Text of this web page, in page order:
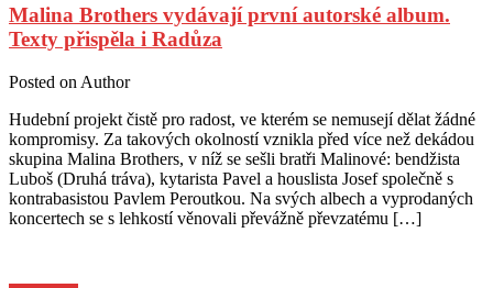
Malina Brothers vydávají první autorské album.
Texty přispěla i Radůza
Posted on Author
Hudební projekt čistě pro radost, ve kterém se nemusejí dělat žádné
kompromisy. Za takových okolností vznikla před více než dekádou
skupina Malina Brothers, v níž se sešli bratři Malinové: bendžista
Luboš (Druhá tráva), kytarista Pavel a houslista Josef společně s
kontrabasistou Pavlem Peroutkou. Na svých albech a vyprodaných
koncertech se s lehkostí věnovali převážně převzatému […]